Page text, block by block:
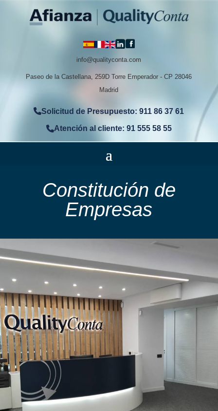
info@qualityconta.com
Paseo de la Castellana, 259D Torre Emperador - CP 28046
Madrid
Solicitud de Presupuesto: 911 86 37 61
Atención al cliente: 91 555 58 55
Constitución de
Empresas